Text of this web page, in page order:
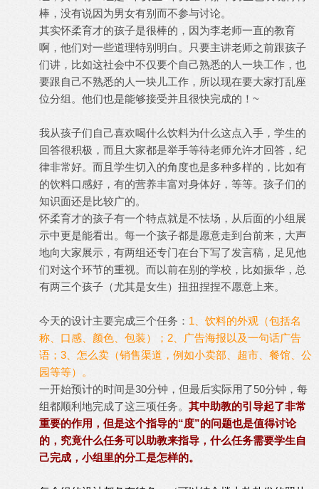
棒，没有说因为男女有别而不参与讨论。
其实怀柔育才的孩子是很棒的，因为李老师一直的教育
啊，他们对一些道理特别明白。只要主讲老师之前跟孩子
们讲，比如这社会中不仅要个自己熟悉的人一块工作，也
要跟自己不熟悉的人一块儿工作，所以现在要大家打乱座
位分组。他们也是能够接受并且很快完成的！~
我从孩子们自己喜欢喝什么饮料为什么这点入手，学生的
回答很积极，而且大家都是举手等待老师允许才回答，纪
律非常好。而且学生切入的角度也是多种多样的，比如有
的饮料口感好，有的营养丰富对身体好，等等。孩子们的
知识面还是比较广的。
怀柔育才的孩子有一个特点就是不怯场，从后面的小组展
示中更是能看出。每一个孩子都是愿意走到台前来，大声
地向大家展示，有两组还专门在台下写了发言稿，足见他
们对这个环节的重视。而以前在别的学校，比如振华，总
有两三个孩子（尤其是女生）扭扭捏捏不愿意上来。
今天的设计主要完成三个任务： 1、饮料的外观（包括名
称、口感、颜色、包装）；2、广告海报以及一句话广告
语；3、怎么卖（销售渠道，例如小卖部、超市、餐馆、公
园等等）。
一开始预计的时间是30分钟，但最后实际用了50分钟，每
组都顺利地完成了这三项任务。 其中助教的引导起了非常
重要的作用，但是这个指导的“度”的问题也是值得讨论
的，究竟什么任务可以助教来指导，什么任务需要学生自
己完成，小组里的分工是怎样的。